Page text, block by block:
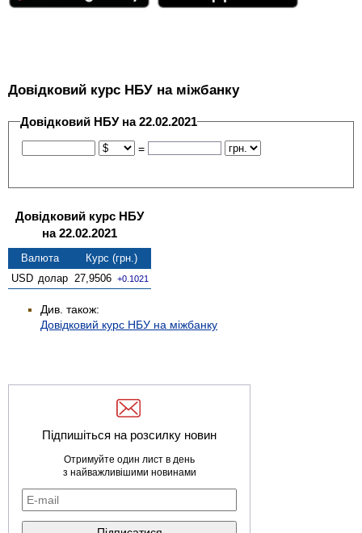
Довідковий курс НБУ на міжбанку
Довідковий НБУ на 22.02.2021
=
Довідковий курс НБУ
на 22.02.2021
Валюта
Курс (грн.)
USD долар 27,9506 +0.1021
Див. також:
Довідковий курс НБУ на міжбанку
Підпишіться на розсилку новин
Отримуйте один лист в день
з найважливішими новинами